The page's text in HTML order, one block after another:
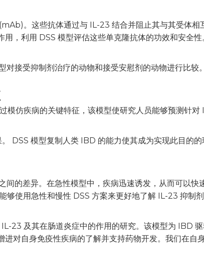
。这些抗体通过与 IL-23 结合并阻止其与其受体相
，利用 DSS 模型评估这些单克隆抗体的功效和安全性
接受抑制剂治疗的动物和接受安慰剂的动物进行比
仿疾病的关键特征，该模型使研究人员能够预测针对
DSS 模型复制人类 IBD 的能力使其成为实现此目的
间的差异。在急性模型中，疾病迅速诱发，从而可以
使用急性和慢性 DSS 方案来更好地了解 IL-23 抑制剂
23 及其在肠道炎症中的作用的研究。该模型为 IBD
对自身免疫性疾病的了解并支持药物开发。我们在自